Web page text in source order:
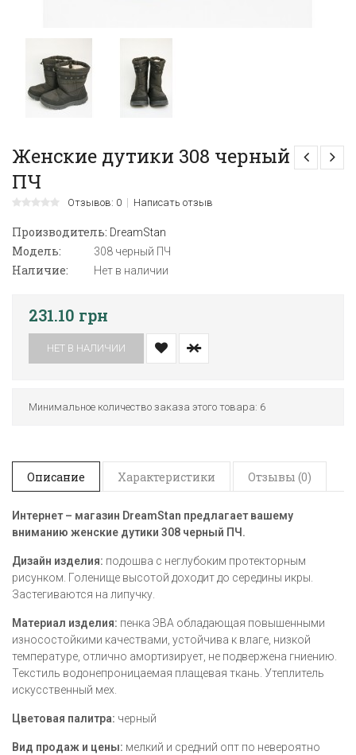
Женские дутики 308 черный
ПЧ
Отзывов: 0 Написать отзыв
Производитель: DreamStan
Модель: 308 черный ПЧ
Наличие: Нет в наличии
231.10 грн
НЕТ В НАЛИЧИИ
Минимальное количество заказа этого товара: 6
Описание Характеристики Отзывы (0)
Интернет – магазин DreamStan предлагает вашему
вниманию женские дутики 308 черный ПЧ .
Дизайн изделия: подошва с неглубоким протекторным
рисунком. Голенище высотой доходит до середины икры.
Застегиваются на липучку.
Материал изделия: пенка ЭВА обладающая повышенными
износостойкими качествами, устойчива к влаге, низкой
температуре, отлично амортизирует, не подвержена гниению.
Текстиль водонепроницаемая плащевая ткань. Утеплитель
искусственный мех.
Цветовая палитра: черный
Вид продаж и цены: мелкий и средний опт по невероятно